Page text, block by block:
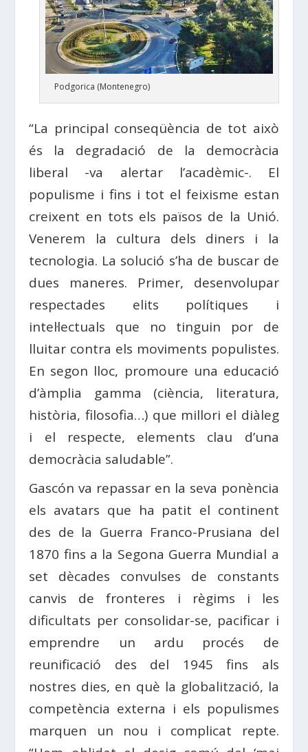
Podgorica (Montenegro)
“La principal conseqüència de tot això
és la degradació de la democràcia
liberal -va alertar l’acadèmic-. El
populisme i fins i tot el feixisme estan
creixent en tots els països de la Unió.
Venerem la cultura dels diners i la
tecnologia. La solució s’ha de buscar de
dues maneres. Primer, desenvolupar
respectades elits polítiques i
intel·lectuals que no tinguin por de
lluitar contra els moviments populistes.
En segon lloc, promoure una educació
d’àmplia gamma (ciència, literatura,
història, filosofia…) que millori el diàleg
i el respecte, elements clau d’una
democràcia saludable”.
Gascón va repassar en la seva ponència
els avatars que ha patit el continent
des de la Guerra Franco-Prusiana del
1870 fins a la Segona Guerra Mundial a
set dècades convulses de constants
canvis de fronteres i règims i les
dificultats per consolidar-se, pacificar i
emprendre un ardu procés de
reunificació des del 1945 fins als
nostres dies, en què la globalització, la
competència externa i els populismes
marquen un nou i complicat repte.